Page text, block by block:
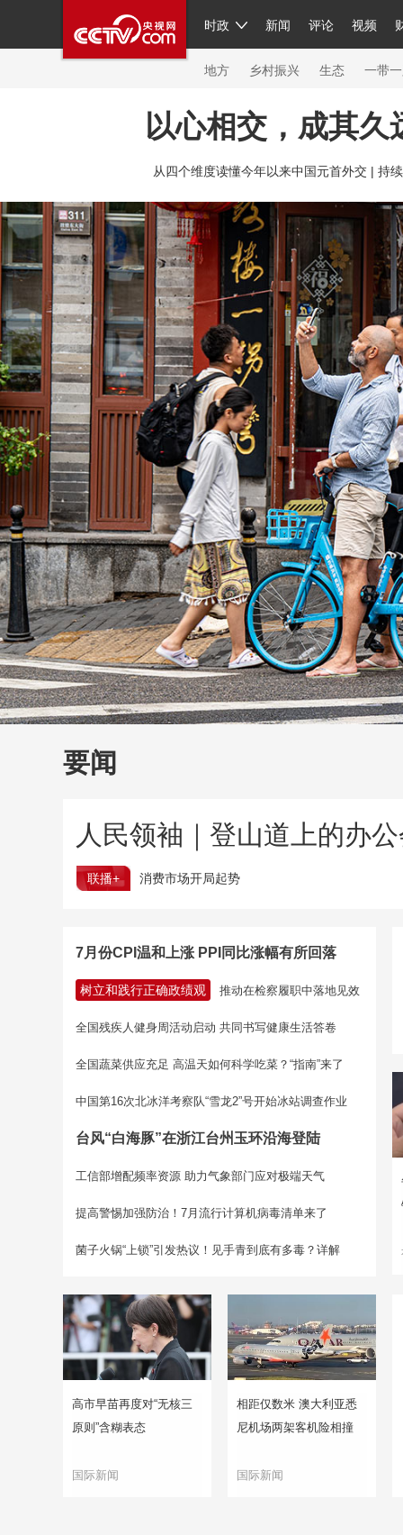
时政 新闻 评论 视频
人民领袖习近平 联播+ 中国
直播 片库 栏目大全 节目单
繁体 海外频道 iPanda
地方 乡村振兴 生态 一带
总台春晚
新闻
人民领袖
现场
体育
VIP会员
财经
大国智造
CCTV.节
以心相交，成其
从四个维度读懂今年以来中国元首外交 | 持
要闻
人民领袖｜登山道上的办
联播+ 消费市场开局起势
7月份CPI温和上涨 PPI同比涨幅有所回落
树立和践行正确政绩观 推动在检察履职中落地见效
全国残疾人健身周活动启动 共同书写健康生活答卷
全国蔬菜供应充足 高温天如何科学吃菜？“指南”来了
中国第16次北冰洋考察队“雪龙2”号开始冰站调查作业
台风“白海豚”在浙江台州玉环沿海登陆
工信部增配频率资源 助力气象部门应对极端天气
提高警惕加强防治！7月流行计算机病毒清单来了
菌子火锅“上锁”引发热议！见手青到底有多毒？详解
高市早苗再度对“无核三
原则”含糊表态
国际新闻
相距仅数米 澳大利亚悉
尼机场两架客机险相撞
国际新闻